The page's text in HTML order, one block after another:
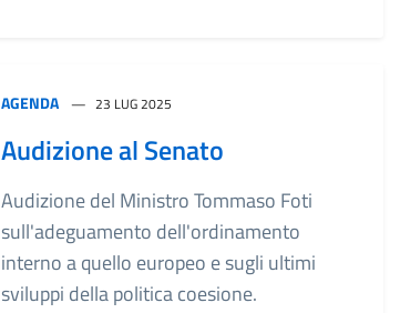
AGENDA 23 LUG 2025
Audizione al Senato
Audizione del Ministro Tommaso Foti
sull'adeguamento dell'ordinamento
interno a quello europeo e sugli ultimi
sviluppi della politica coesione.